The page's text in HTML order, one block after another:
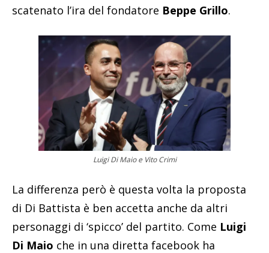
scatenato l’ira del fondatore Beppe Grillo.
Luigi Di Maio e Vito Crimi
La differenza però è questa volta la proposta
di Di Battista è ben accetta anche da altri
personaggi di ‘spicco’ del partito. Come Luigi
Di Maio che in una diretta facebook ha